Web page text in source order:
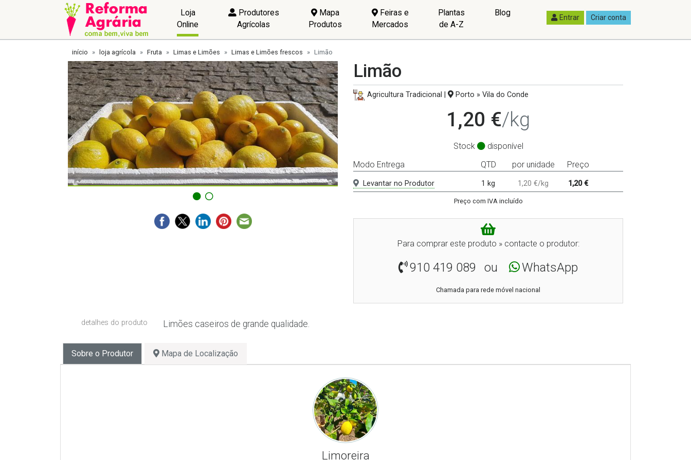
Loja
Online
Produtores
Agrícolas
Mapa
Produtos
Feiras e
Mercados
Plantas
de A-Z
Blog Entrar Criar conta
início loja agrícola Fruta Limas e Limões Limas e Limões frescos Limão
Limão
Agricultura Tradicional | Porto » Vila do Conde
1,20 €/kg
Stock
disponível
Modo Entrega
QTD por unidade Preço
Levantar no Produtor 1 kg 1,20 €/kg 1,20 €
Preço com IVA incluído
Para comprar este produto » contacte o produtor:
910 419 089 ou WhatsApp
Chamada para rede móvel nacional
detalhes do produto Limões caseiros de grande qualidade.
Sobre o Produtor Mapa de Localização
Limoreira